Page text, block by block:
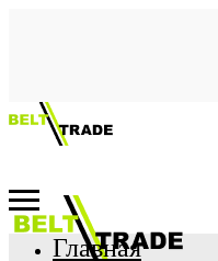
Главная